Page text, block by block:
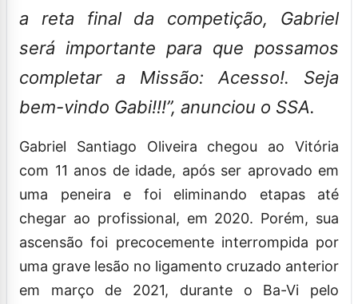
a reta final da competição, Gabriel
será importante para que possamos
completar a Missão: Acesso!. Seja
bem-vindo Gabi!!!”, anunciou o SSA.
Gabriel Santiago Oliveira chegou ao Vitória
com 11 anos de idade, após ser aprovado em
uma peneira e foi eliminando etapas até
chegar ao profissional, em 2020. Porém, sua
ascensão foi precocemente interrompida por
uma grave lesão no ligamento cruzado anterior
em março de 2021, durante o Ba-Vi pelo